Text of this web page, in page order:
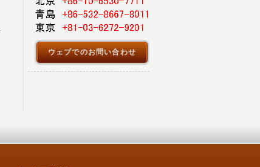
ウェブでのお問い合わせ